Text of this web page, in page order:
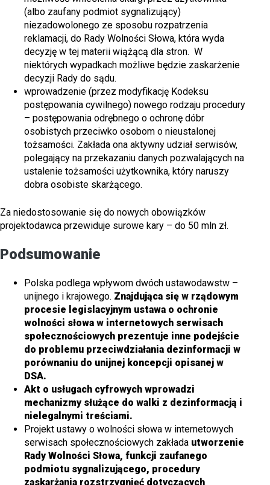
(albo zaufany podmiot sygnalizujący)
niezadowolonego ze sposobu rozpatrzenia
reklamacji, do Rady Wolności Słowa, która wyda
decyzję w tej materii wiążącą dla stron. W
niektórych wypadkach możliwe będzie zaskarżenie
decyzji Rady do sądu.
wprowadzenie (przez modyfikację Kodeksu
postępowania cywilnego) nowego rodzaju procedury
– postępowania odrębnego o ochronę dóbr
osobistych przeciwko osobom o nieustalonej
tożsamości. Zakłada ona aktywny udział serwisów,
polegający na przekazaniu danych pozwalających na
ustalenie tożsamości użytkownika, który naruszy
dobra osobiste skarżącego.
Za niedostosowanie się do nowych obowiązków
projektodawca przewiduje surowe kary – do 50 mln zł.
Podsumowanie
Polska podlega wpływom dwóch ustawodawstw –
unijnego i krajowego. Znajdująca się w rządowym
procesie legislacyjnym ustawa o ochronie
wolności słowa w internetowych serwisach
społecznościowych prezentuje inne podejście
do problemu przeciwdziałania dezinformacji w
porównaniu do unijnej koncepcji opisanej w
DSA.
Akt o usługach cyfrowych wprowadzi
mechanizmy służące do walki z dezinformacją i
nielegalnymi treściami.
Projekt ustawy o wolności słowa w internetowych
serwisach społecznościowych zakłada utworzenie
Rady Wolności Słowa, funkcji zaufanego
podmiotu sygnalizującego, procedury
zaskarżania rozstrzygnięć dotyczących